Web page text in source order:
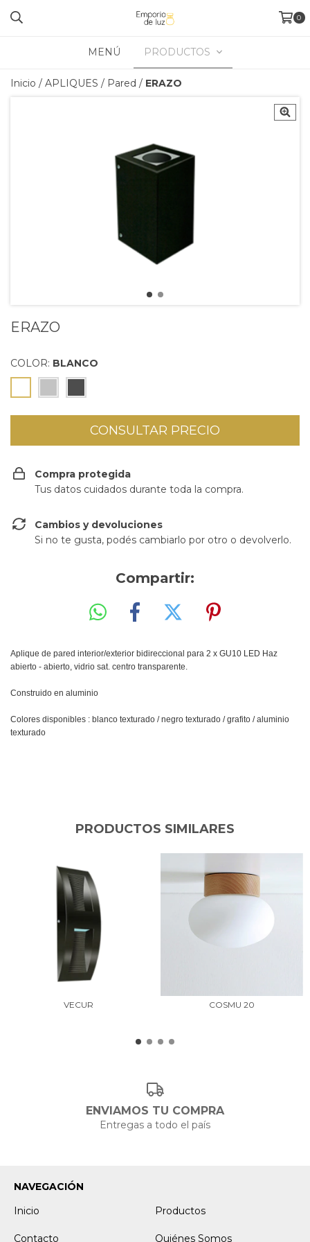
0
MENÚ PRODUCTOS
Inicio / APLIQUES / Pared / ERAZO
ERAZO
COLOR: BLANCO
Compra protegida
Tus datos cuidados durante toda la compra.
Cambios y devoluciones
Si no te gusta, podés cambiarlo por otro o devolverlo.
Compartir:
Aplique de pared interior/exterior bidireccional para 2 x GU10 LED Haz
abierto - abierto, vidrio sat. centro transparente.
Construido en aluminio
Colores disponibles : blanco texturado / negro texturado / grafito / aluminio
texturado
PRODUCTOS SIMILARES
VECUR COSMU 20
ENVIAMOS TU COMPRA
Entregas a todo el país
NAVEGACIÓN
Inicio
Productos
Contacto Quiénes Somos